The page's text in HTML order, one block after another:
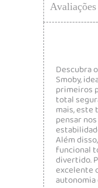
Descubra
Smoby,
primeiros
total
mais,
pensar
Além
funcional
divertido.
excelente